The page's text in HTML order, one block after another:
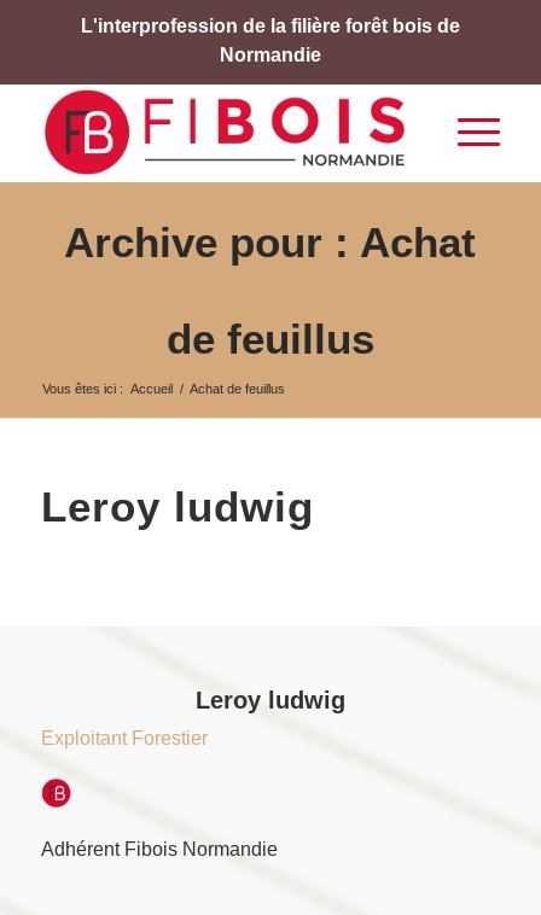
L'interprofession de la filière forêt bois de
Normandie
Archive pour : Achat
de feuillus
Vous êtes ici : Accueil / Achat de feuillus
Leroy ludwig
Leroy ludwig
Exploitant Forestier
Adhérent Fibois Normandie